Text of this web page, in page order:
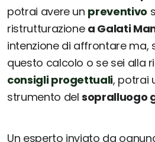
potrai avere un preventivo
ristrutturazione a Galati
intenzione di affrontare ma,
questo calcolo o se sei alla
consigli progettuali, potrai
strumento delsopralluogo
Un esperto inviato da